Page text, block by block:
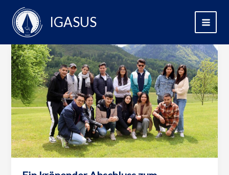
content
IGASUS